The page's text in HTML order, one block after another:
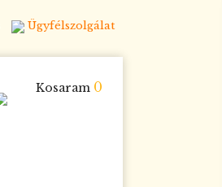
Ügyfélszolgálat
Kosaram 0